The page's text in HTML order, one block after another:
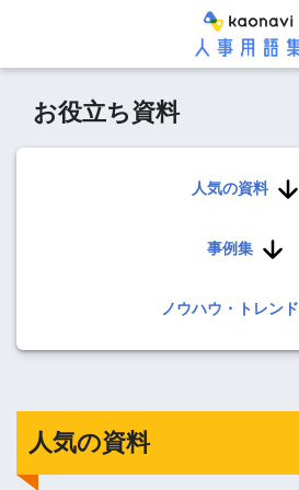
お役立ち資料
人気の資料
事例集
ノウハウ・トレンド
人気の資料